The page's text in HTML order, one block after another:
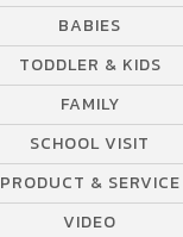
BABIES
TODDLER & KIDS
FAMILY
SCHOOL VISIT
PRODUCT & SERVICE
VIDEO